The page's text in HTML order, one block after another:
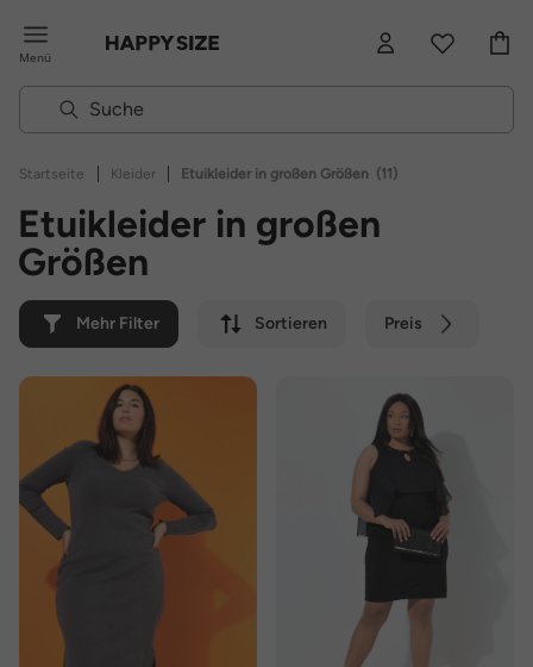
Menü
Startseite | Kleider | Etuikleider in großen Größen (11)
Etuikleider in großen
Größen
Mehr Filter Sortieren Preis